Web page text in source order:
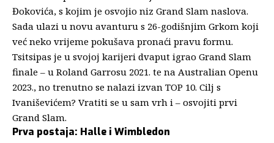
Đokovića, s kojim je osvojio niz Grand Slam naslova.
Sada ulazi u novu avanturu s 26-godišnjim Grkom koji
već neko vrijeme pokušava pronaći pravu formu.
Tsitsipas je u svojoj karijeri dvaput igrao Grand Slam
finale – u Roland Garrosu 2021. te na Australian Openu
2023., no trenutno se nalazi izvan TOP 10. Cilj s
Ivaniševićem? Vratiti se u sam vrh i – osvojiti prvi
Grand Slam.
Prva postaja: Halle i Wimbledon